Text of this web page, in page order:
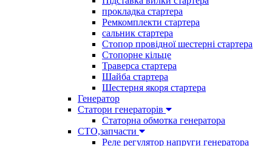
прокладка стартера
Ремкомплекти стартера
сальник стартера
Стопор провідної шестерні стартера
Стопорне кільце
Траверса стартера
Шайба стартера
Шестерня якоря стартера
Генератор
Cтатори генераторів
Статорна обмотка генератора
СТО,запчасти
Реле регулятор напруги генератора